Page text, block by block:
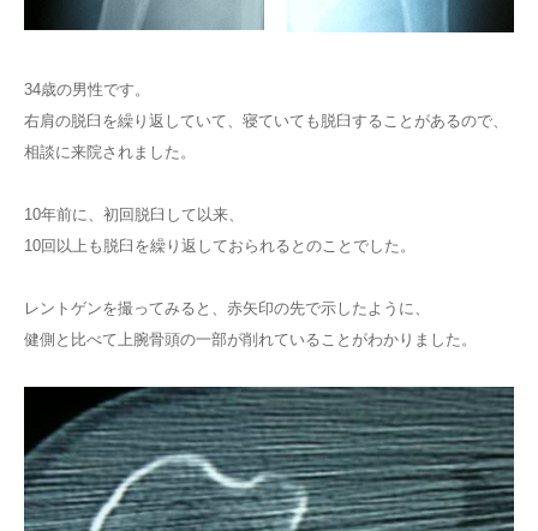
34歳の男性です。
右肩の脱臼を繰り返していて、寝ていても脱臼することがあるので、
相談に来院されました。
10年前に、初回脱臼して以来、
10回以上も脱臼を繰り返しておられるとのことでした。
レントゲンを撮ってみると、赤矢印の先で示したように、
健側と比べて上腕骨頭の一部が削れていることがわかりました。